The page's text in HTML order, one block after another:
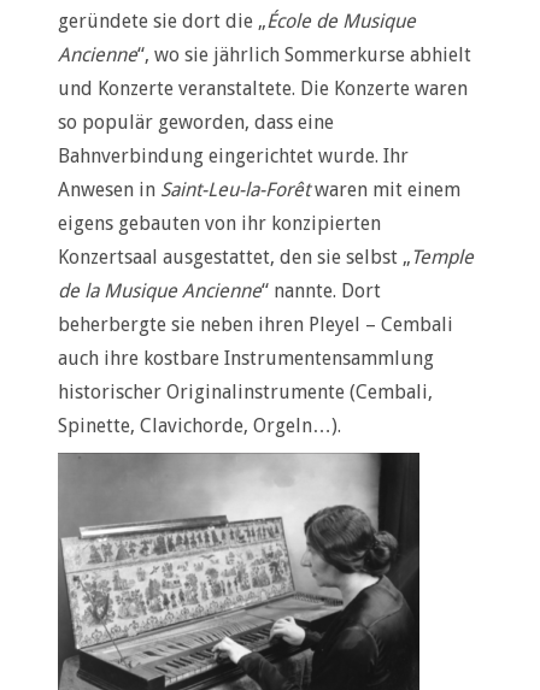
geründete sie dort die „École de Musique
Ancienne“, wo sie jährlich Sommerkurse abhielt
und Konzerte veranstaltete. Die Konzerte waren
so populär geworden, dass eine
Bahnverbindung eingerichtet wurde. Ihr
Anwesen in Saint-Leu-la-Forêtwaren mit einem
eigens gebauten von ihr konzipierten
Konzertsaal ausgestattet, den sie selbst „Temple
de la Musique Ancienne“ nannte. Dort
beherbergte sie neben ihren Pleyel – Cembali
auch ihre kostbare Instrumentensammlung
historischer Originalinstrumente (Cembali,
Spinette, Clavichorde, Orgeln…).